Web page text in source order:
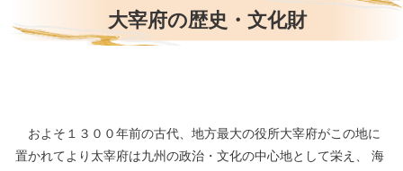
大宰府の歴史・文化財
およそ１３００年前の古代、地方最大の役所大宰府がこの地に
置かれてより太宰府は九州の政治・文化の中心地として栄え、 海